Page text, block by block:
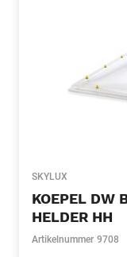
SKYLUX
KOEPEL DW
HELDER HH
Artikelnummer 9708